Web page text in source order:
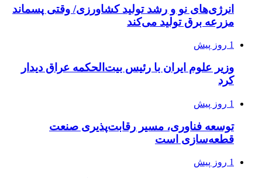
انرژی‌های نو و رشد تولید کشاورزی/ وقتی پسماند
مزرعه‌ برق تولید می‌کند
1 روز پیش
وزیر علوم ایران با رئیس بیت‌الحکمه عراق دیدار
کرد
1 روز پیش
توسعه فناوری، مسیر رقابت‌پذیری صنعت
قطعه‌سازی است
1 روز پیش